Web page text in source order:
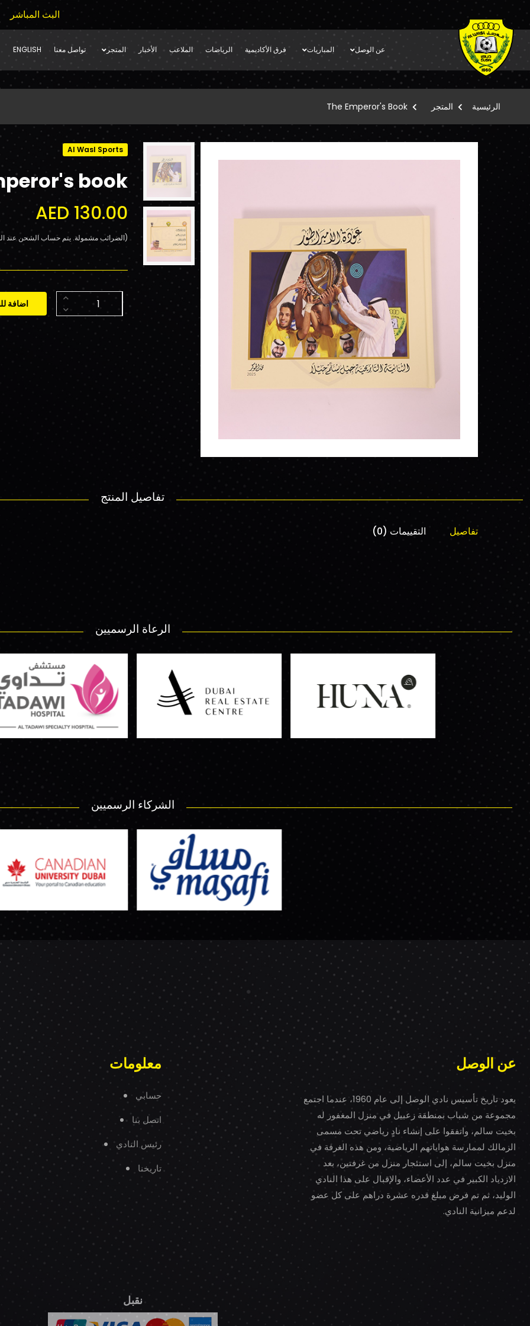
البث المباشر
عن الوصل المباريات فرق الأكاديمية الرياضات الملاعب الأخبار المتجر تواصل معنا ENGLISH
الرئيسية المتجر The Emperor's Book
Al Wasl Sports
book
AED 130.00
(الضرائب مشمولة. يتم حساب الشحن عند
اضافة
تفاصيل المنتج
تفاصيل التقييمات (0)
الرعاة الرسميين
الشركاء الرسميين
عن الوصل
يعود تاريخ تأسيس نادي الوصل إلى عام 1960، عندما اجتمع
مجموعة من شباب بمنطقة زعبيل في منزل المغفور له
بخيت سالم، واتفقوا على إنشاء نادٍ رياضي تحت مسمى
الزمالك لممارسة هواياتهم الرياضية، ومن هذه الغرفة في
منزل بخيت سالم، إلى استئجار منزل من غرفتين، بعد
الازدياد الكبير في عدد الأعضاء، والإقبال على هذا النادي
الوليد، ثم تم فرض مبلغ قدره عشرة دراهم على كل عضو
لدعم ميزانية النادي.
معلومات
حسابي
اتصل بنا
رئيس النادي
تاريخنا
نقبل